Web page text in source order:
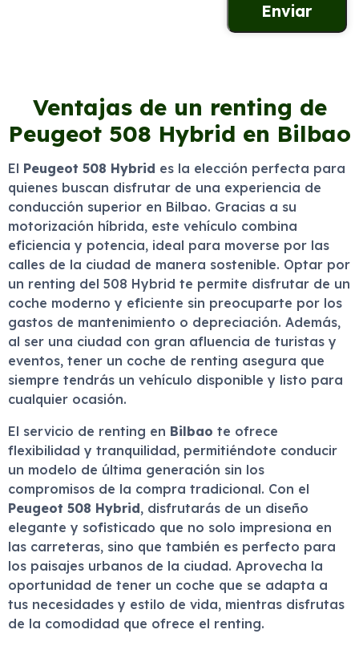
Ventajas de un renting de
Peugeot 508 Hybrid en Bilbao
El Peugeot 508 Hybrid es la elección perfecta para
quienes buscan disfrutar de una experiencia de
conducción superior en Bilbao. Gracias a su
motorización híbrida, este vehículo combina
eficiencia y potencia, ideal para moverse por las
calles de la ciudad de manera sostenible. Optar por
un renting del 508 Hybrid te permite disfrutar de un
coche moderno y eficiente sin preocuparte por los
gastos de mantenimiento o depreciación. Además,
al ser una ciudad con gran afluencia de turistas y
eventos, tener un coche de renting asegura que
siempre tendrás un vehículo disponible y listo para
cualquier ocasión.
El servicio de renting en Bilbao te ofrece
flexibilidad y tranquilidad, permitiéndote conducir
un modelo de última generación sin los
compromisos de la compra tradicional. Con el
Peugeot 508 Hybrid, disfrutarás de un diseño
elegante y sofisticado que no solo impresiona en
las carreteras, sino que también es perfecto para
los paisajes urbanos de la ciudad. Aprovecha la
oportunidad de tener un coche que se adapta a
tus necesidades y estilo de vida, mientras disfrutas
de la comodidad que ofrece el renting.